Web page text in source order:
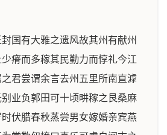
国有大雅之遗风故其州有献州
瘠而多稼其民勤力而惇礼今江
君尝谓余言去州五里所南直滹
业负郭田可十顷畊稼之艮桑麻
伏腊春秋蒸尝男女嫁婚亲宾燕